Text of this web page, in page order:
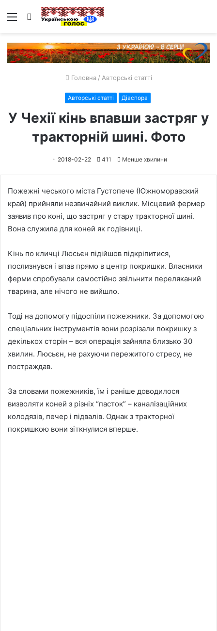
Меню Пошук
Головна / Авторські статті
Авторські статті Діаспора
У Чехії кінь впавши застряг у
тракторній шині. Фото
2018-02-22 411 Менше хвилини
Пожежні чеського міста Густопече (Южноморавский
край) прийняли незвичайний виклик. Місцевий фермер
заявив про коні, що застряг у стару тракторної шині.
Вона служила для коней як годівниці.
Кінь по кличці Люсьєн підійшов підкріпитися,
послизнувся і впав прямо в центр покришки. Власники
ферми спробували самостійно звільнити переляканий
тварина, але нічого не вийшло.
Тоді на допомогу підоспіли пожежники. За допомогою
спеціальних інструментів вони розрізали покришку з
декількох сторін – вся операція зайняла близько 30
хвилин. Люсьєн, не рахуючи пережитого стресу, не
постраждав.
За словами пожежників, їм і раніше доводилося
визволяти коней з різніх “пасток” – каналізаційних
колодязів, печер і підвалів. Однак з тракторної
покришкою вони зіткнулися вперше.